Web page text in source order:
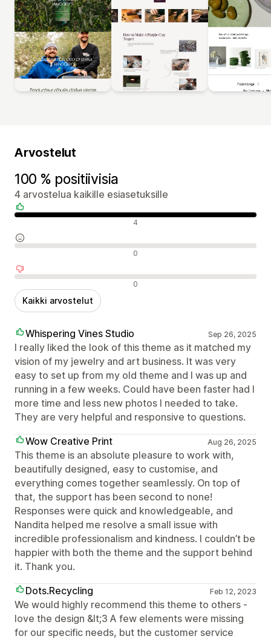
Arvostelut
100 % positiivisia
4 arvostelua kaikille esiasetuksille
Positiiviset arvostelut 4
Neutraalit arvostelut 0
Negatiiviset arvostelut 0
Kaikki arvostelut
Whispering Vines Studio Sep 26, 2025
I really liked the look of this theme as it matched my
vision of my jewelry and art business. It was very
easy to set up from my old theme and I was up and
running in a few weeks. Could have been faster had I
more time and less new photos I needed to take.
They are very helpful and responsive to questions.
Wow Creative Print
Aug 26, 2025
This theme is an absolute pleasure to work with,
beautifully designed, easy to customise, and
everything comes together seamlessly. On top of
that, the support has been second to none!
Responses were quick and knowledgeable, and
Nandita helped me resolve a small issue with
incredible professionalism and kindness. I couldn’t be
happier with both the theme and the support behind
it. Thank you.
Dots.Recycling
Feb 12, 2023
We would highly recommend this theme to others -
love the design &lt;3 A few elements were missing
for our specific needs, but the customer service